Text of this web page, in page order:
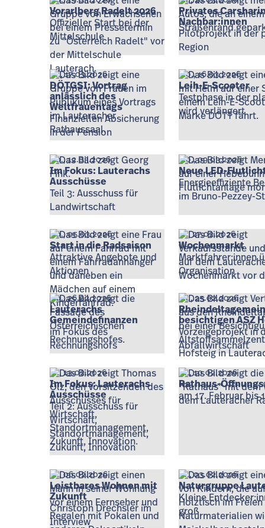
Vorarlberg Radelt 2026
Offizieller Start bei der
Mittelschule
Privates
Nachbar:innen
Pilotprojekt in der
Region
Di., 17.03.2026
DÖTGSI: Vortrag
anlässlich des
Weltfrauentags
Finanziellen Absicherung
in der Pension
Mo., 16.03.2026
Leih-E-Scooter
Testphase in der
wird verlängert
Do., 12.03.2026
Im Fokus: Lauterachs
Ausschüsse
Teil 3: Ausschuss für
Landwirtschaft
Mo., 09.03.2026
Neue LED-
Energieeffiziente
im Bruno-Pezzey-
Do., 05.03.2026
Start in die Radsaison
Attraktive Angebote und
Aktionen
Fr., 27.02.2026
Wochenmarkt
Marktfahrer:innen
Organisation
Do., 26.02.2026
Lauterachs
Gemeindefinanzen
im Fokus des
Rechnungshofs
Mi., 25.02.2026
besichtigen ASZ
Vorzeigeprojekt in
Abfallwirtschaft
Fr., 13.02.2026
Im Fokus: Lauterachs
Ausschüsse
Teil 2: Ausschuss für
Wirtschaft,
Standortmanagement,
Zukunft, Innovation
Di., 10.02.2026
Rathaus-
am 17. Februar bis
Fr., 06.02.2026
Leistbares Wohnen mit
Zukunft
Christoph Drechsler im
Interview
Di., 03.02.2026
Naturgruppe
Kleine
groß